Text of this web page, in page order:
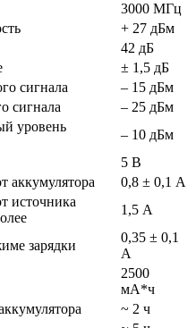
3000 МГц
+ 27 дБм
42 дБ
± 1,5 дБ
сигнала
– 15 дБм
сигнала
– 25 дБм
уровень
– 10 дБм
5 В
аккумулятора
0,8 ± 0,1 А
источника
1,5 А
зарядки
0,35 ± 0,1
А
2500
мА*ч
~ 2 ч